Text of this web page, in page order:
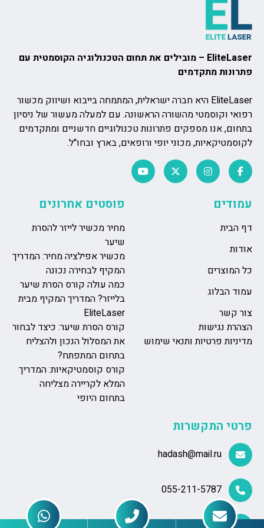
EliteLaser – מובילים את תחום הטכנולוגיה הקוסמטית עם
פתרונות מתקדמים
EliteLaser היא חברה ישראלית, המתמחה בייבוא ושיווק מכשור
רפואי וקוסמטי מהשורה הראשונה. עם למעלה מעשור של ניסיון
בתחום, אנו מספקים פתרונות טכנולוגיים חדשניים ומתקדמים
לקוסמטיקאיות, מכוני יופי ורופאים, בארץ ובחו"ל.
עמודים
דף הבית
אודות
כל המוצרים
עמוד הבלוג
צור קשר
הצהרת נגישות
מדיניות פרטיות ותנאי שימוש
פוסטים אחרונים
מחיר מכשיר לייזר להסרת
שיער
מכשיר אפילציה מחיר: המדריך
המקיף לבחירה נכונה
כמה עולה קורס הסרת שיער
בלייזר? המדריך המקיף מבית
EliteLaser
קורס הסרת שיער: כיצד לבחור
את המסלול הנכון ולהצליח
בתחום המתפתח?
קורס קוסמטיקאיות: המדריך
המלא לקריירה מצליחה
בתחום היופי
פרטי התקשרות
hadash@mail.ru
055-211-5787
יוסף לישנסקי 27, ראשון לציון